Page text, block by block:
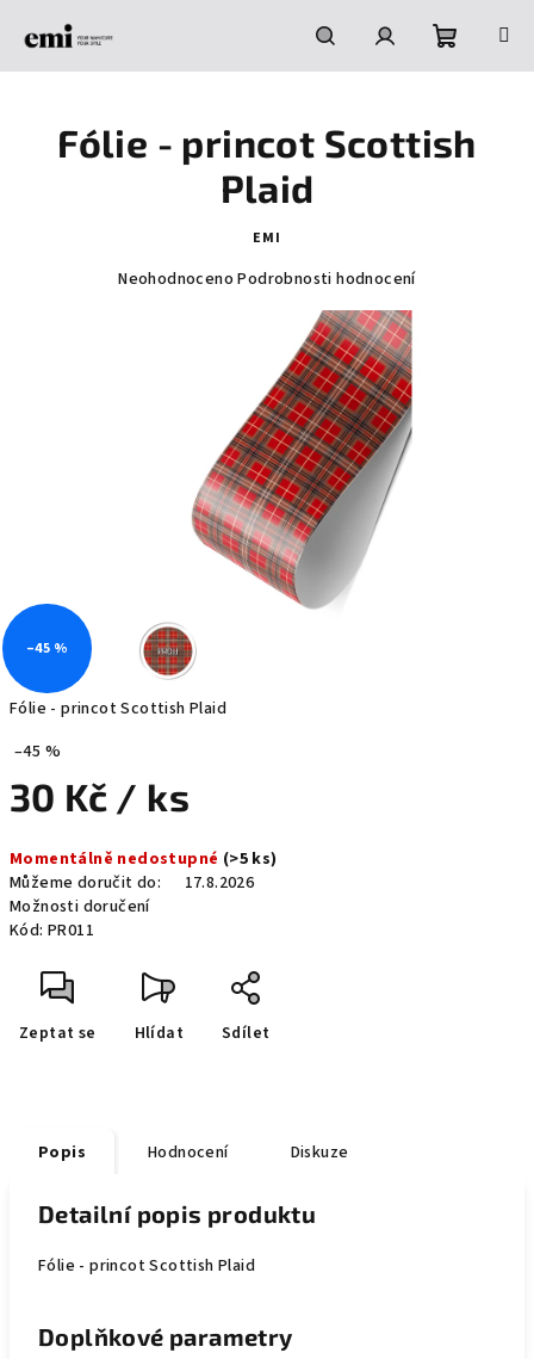
HledatPřihlášeníNákupní
košík
Fólie - princot Scottish Plaid
–45 %
30 Kč / ks
cena:
Momentálně nedostupné (>5 ks)
Můžeme doručit do:
17.8.2026
Možnosti doručení
Kód: PR011
Zeptat se Hlídat Sdílet
Fólie - princot Scottish
Plaid
EMI
Průměrné
Neohodnoceno Podrobnosti hodnocení
–45 %
Popis Hodnocení Diskuze
Detailní popis produktu
Fólie - princot Scottish Plaid
Doplňkové parametry